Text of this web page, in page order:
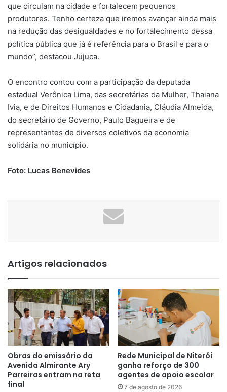
que circulam na cidade e fortalecem pequenos
produtores. Tenho certeza que iremos avançar ainda mais
na redução das desigualdades e no fortalecimento dessa
política pública que já é referência para o Brasil e para o
mundo”, destacou Jujuca.
O encontro contou com a participação da deputada
estadual Verônica Lima, das secretárias da Mulher, Thaiana
Ivia, e de Direitos Humanos e Cidadania, Cláudia Almeida,
do secretário de Governo, Paulo Bagueira e de
representantes de diversos coletivos da economia
solidária no município.
Foto: Lucas Benevides
Artigos relacionados
Obras do emissário da
Avenida Almirante Ary
Parreiras entram na reta
final
Rede Municipal de Niterói
ganha reforço de 300
agentes de apoio escolar
7 de agosto de 2026